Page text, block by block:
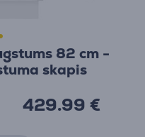
82 cm -
skapis
429.99 €